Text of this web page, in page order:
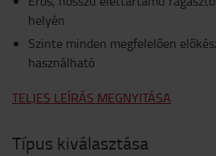
helyén
Szinte minden megfelelően
használható
TELJES LEÍRÁS MEGNYITÁSA
Típus kiválasztása